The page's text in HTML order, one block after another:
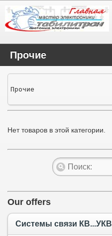
Прочие
Прочие
Нет товаров в этой категории.
Our offers
Системы связи КВ...УКВ